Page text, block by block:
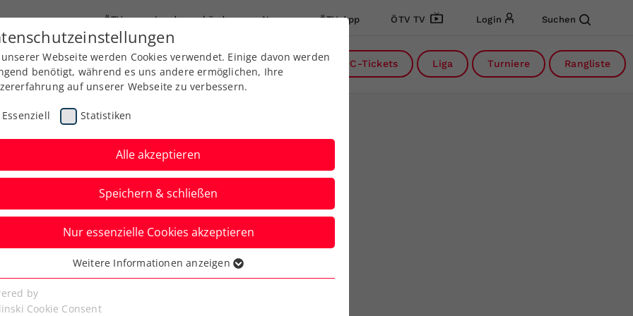
ÖTV Landesverbände News ÖTV App ÖTV TV Login Suchen
Ausbildung Services Über uns DC-Tickets Liga Turniere Rangliste
Neubauer
am Double vorbei
Webseite werden Cookies verwendet. Einige davon werden
benötigt, während es uns andere ermöglichen, Ihre
auf unserer Webseite zu verbessern.
Essenziell Statistiken
Alle akzeptieren
Speichern & schließen
Nur essenzielle Cookies akzeptieren
Cookies werden für grundlegende Funktionen der
benötigt. Dadurch ist gewährleistet, dass die Webseite
Weitere Informationen anzeigen
by
Cookie Consent